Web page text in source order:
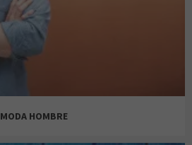
MODA HOMBRE